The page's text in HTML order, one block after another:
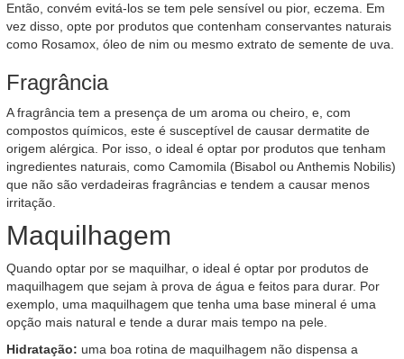
Então, convém evitá-los se tem pele sensível ou pior, eczema. Em
vez disso, opte por produtos que contenham conservantes naturais
como Rosamox, óleo de nim ou mesmo extrato de semente de uva.
Fragrância
A fragrância tem a presença de um aroma ou cheiro, e, com
compostos químicos, este é susceptível de causar dermatite de
origem alérgica. Por isso, o ideal é optar por produtos que tenham
ingredientes naturais, como Camomila (Bisabol ou Anthemis Nobilis)
que não são verdadeiras fragrâncias e tendem a causar menos
irritação.
Maquilhagem
Quando optar por se maquilhar, o ideal é optar por produtos de
maquilhagem que sejam à prova de água e feitos para durar. Por
exemplo, uma maquilhagem que tenha uma base mineral é uma
opção mais natural e tende a durar mais tempo na pele.
Hidratação: uma boa rotina de maquilhagem não dispensa a